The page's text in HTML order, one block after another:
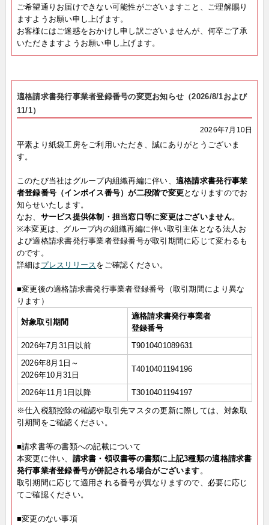
ご希望通りお届けできない可能性がございますこと、ご理解賜り
ますようお願い申し上げます。
お客様にはご迷惑をおかけし申し訳ございませんが、何卒ご了承
いただきますようお願い申し上げます。
適格請求書発行事業者登録番号の変更お知らせ（2026/8/1および
11/1）
2026年7月10日
平素より紙袋工房をご利用いただき、誠にありがとうございま
す。
このたび当社はグループ内組織再編に伴い、 適格請求書発行事業
者登録番号（インボイス番号）が二段階で変更となりますのでお
知らせいたします。
なお、 サービス提供体制・担当窓口等に変更はございません。
※本変更は、グループ内の組織再編に伴い取引主体となる法人お
よび適格請求書発行事業者登録番号が取引期間に応じて変わるも
のです。
詳細は プレスリリースをご確認ください。
■変更後の適格請求書発行事業者登録番号（取引期間により異な
ります）
対象取引期間
適格請求書発行事業者
登録番号
2026年7月31日以前
T9010401089631
2026年8月1日～
2026年10月31日
T4010401194196
2026年11月1日以降
T3010401194197
※仕入税額控除の確認や取引先マスタの更新に際しては、対象取
引期間をご確認ください。
■請求書等の書類への記載について
本変更に伴い、 請求書・領収書等の書類に上記3種類の適格請求書
発行事業者登録番号が併記される場合がございます。
取引期間に応じて適用される番号が異なりますので、必要に応じ
てご確認ください。
■変更のない事項